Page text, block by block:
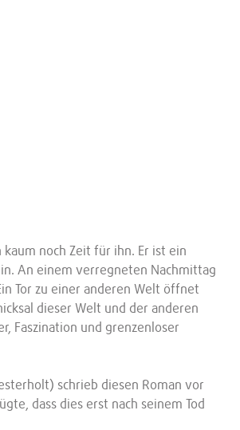
noch Zeit für ihn. Er ist ein
An einem verregneten Nachmittag
Tor zu einer anderen Welt öffnet
dieser Welt und der anderen
Faszination und grenzenloser
schrieb diesen Roman vor
dass dies erst nach seinem Tod